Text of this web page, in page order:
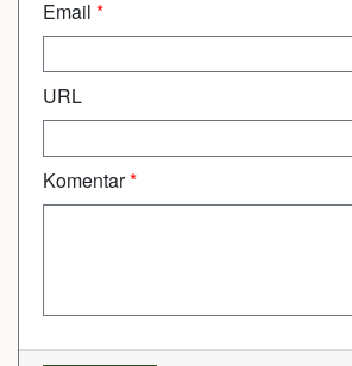
Email *
URL
Komentar*